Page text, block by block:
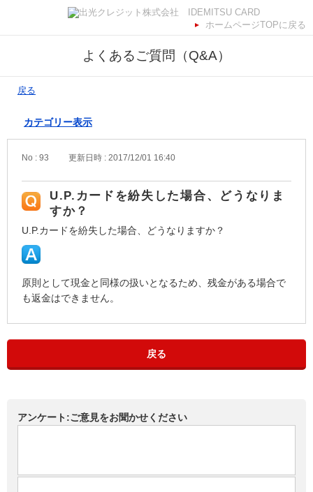
ホームページTOPに戻る
よくあるご質問（Q&A）
戻る
カテゴリー表示
No : 93 更新日時 : 2017/12/01 16:40
U.P.カードを紛失した場合、どうなりま
すか？
U.P.カードを紛失した場合、どうなりますか？
原則として現金と同様の扱いとなるため、残金がある場合で
も返金はできません。
戻る
アンケート:ご意見をお聞かせください